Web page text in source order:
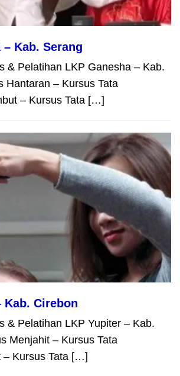
– Kab. Serang
& Pelatihan LKP Ganesha – Kab.
Hantaran – Kursus Tata
– Kursus Tata […]
Kab. Cirebon
& Pelatihan LKP Yupiter – Kab.
Menjahit – Kursus Tata
– Kursus Tata […]